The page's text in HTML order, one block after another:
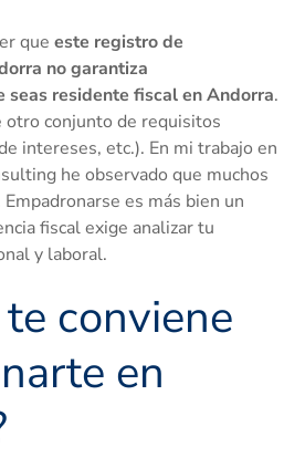
que este registro de
no garantiza
seas residente fiscal en Andorra.
otro conjunto de requisitos
intereses, etc.). En mi trabajo en
he observado que muchos
es más bien un
fiscal exige analizar tu
y laboral.
conviene
en